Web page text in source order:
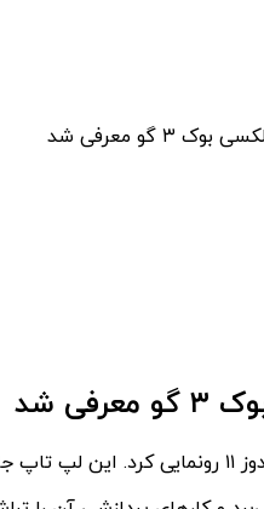
معرفی شد
شد